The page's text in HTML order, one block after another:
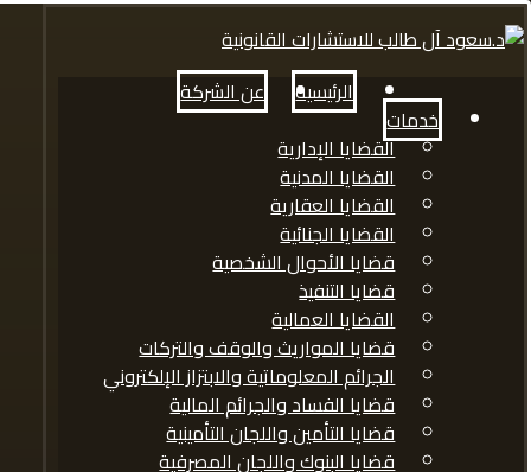
الرئيسية
عن الشركة
خدمات
القضايا الإدارية
القضايا المدنية
القضايا العقارية
القضايا الجنائية
قضايا الأحوال الشخصية
قضايا التنفيذ
القضايا العمالية
قضايا المواريث والوقف والتركات
الجرائم المعلوماتية والابتزاز الإلكتروني
قضايا الفساد والجرائم المالية
قضايا التأمين واللجان التأمينية
قضايا البنوك واللجان المصرفية